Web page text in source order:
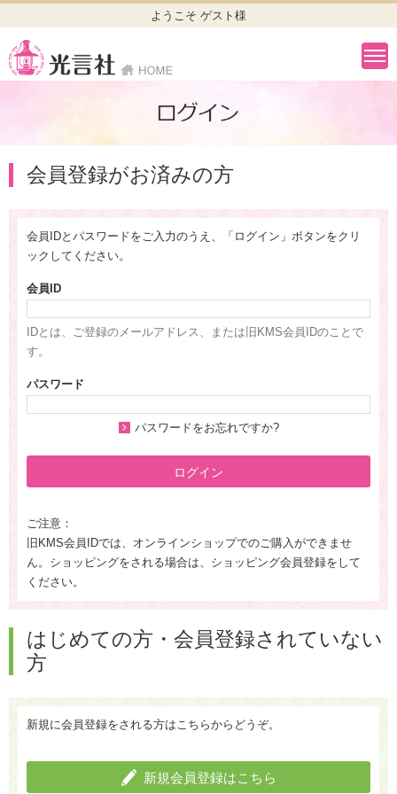
ようこそ ゲスト様
会員登録がお済みの方
会員IDとパスワードをご入力のうえ、「ログイン」ボタンをクリ
ックしてください。
会員ID
IDとは、ご登録のメールアドレス、または旧KMS会員IDのことで
す。
パスワード
パスワードをお忘れですか?
ログイン
ご注意：
旧KMS会員IDでは、オンラインショップでのご購入ができませ
ん。ショッピングをされる場合は、ショッピング会員登録をして
ください。
はじめての方・会員登録されていない
方
新規に会員登録をされる方はこちらからどうぞ。
新規会員登録はこちら